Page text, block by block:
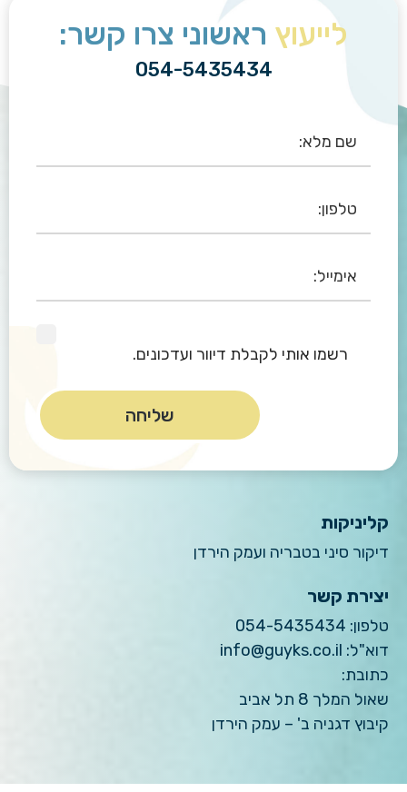
לייעוץ ראשוני צרו קשר:
054-5435434
רשמו אותי לקבלת דיוור ועדכונים.
קליניקות
דיקור סיני בטבריה ועמק הירדן
יצירת קשר
טלפון: 054-5435434
דוא"ל: info@guyks.co.il
כתובת:
שאול המלך 8 תל אביב
קיבוץ דגניה ב' – עמק הירדן